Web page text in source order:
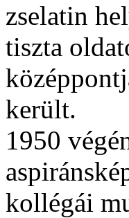
zselatin
tiszta
került.
1950
kollégái